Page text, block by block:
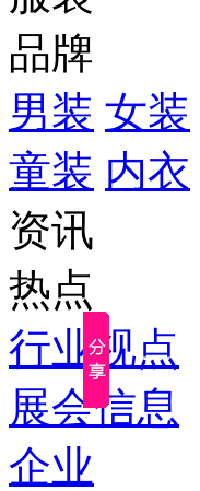
品牌
男装 女装
童装 内衣
资讯
热点
行业视点
展会信息
企业